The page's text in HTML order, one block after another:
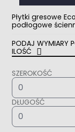
Płytki gresowe
podłogowe
PODAJ WYMIARY
ILOŚĆ
SZEROKOŚĆ
DŁUGOŚĆ